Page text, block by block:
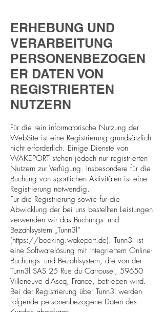
ERHEBUNG UND
VERARBEITUNG
PERSONENBEZOGEN
ER DATEN VON
REGISTRIERTEN
NUTZERN
Für die rein informatorische Nutzung der
WebSite ist eine Registrierung grundsätzlich
nicht erforderlich. Einige Dienste von
WAKEPORT stehen jedoch nur registrierten
Nutzern zur Verfügung. Insbesondere für die
Buchung von sportlichen Aktivitäten ist eine
Registrierung notwendig.
Für die Registrierung sowie für die
Abwicklung der bei uns bestellten Leistungen
verwenden wir das Buchungs- und
Bezahlsystem „Tunn3l“
(https://booking.wakeport.de). Tunn3l ist
eine Softwarelösung mit integriertem Online-
Buchungs- und Bezahlsystem, die von der
Tunn3l SAS 25 Rue du Carrousel, 59650
Villeneuve d'Ascq, France, betrieben wird.
Bei der Registrierung über Tunn3l werden
folgende personenbezogene Daten des